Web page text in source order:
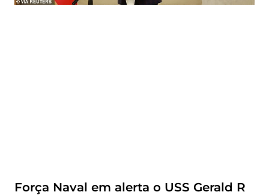
Força Naval em alerta o USS Gerald R